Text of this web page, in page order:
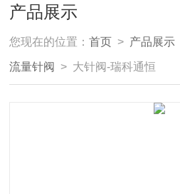
产品展示
您现在的位置：首页 > 产品展示
流量针阀 > 大针阀-瑞科通恒